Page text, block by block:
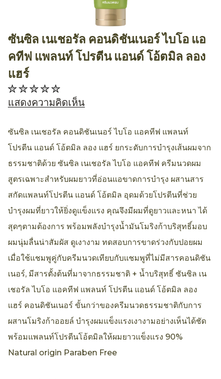
ซันซิล เนเชอรัล คอนดิชันเนอร์ ไบโอ แอ
คทีฟ แพลนท์ โปรตีน แอนด์ โอ้ตมิล ลอง
แฮร์
ไม่มี
การ
คะแนน
product
นี้
แสดงความคิดเห็น
ซันซิล เนเชอรัล คอนดิชันเนอร์ ไบโอ แอคทีฟ แพลนท์
โปรตีน แอนด์ โอ้ตมิล ลอง แฮร์ ยกระดับการบำรุงเส้นผมจาก
ธรรมชาติด้วย ซันซิล เนเชอรัล ไบโอ แอคทีฟ ครีมนวดผม
สูตรเฉพาะสำหรับผมยาวที่อ่อนแอขาดการบำรุง ผสานสาร
สกัดแพลนท์โปรตีน แอนด์ โอ้ตมิล อุดมด้วยโปรตีนที่ช่วย
บำรุงผมที่ยาวให้ยิ่งดูแข็งแรง คุณจึงมีผมที่ดูยาวและหนา ได้
สุดๆตามต้องการ พร้อมพลังบำรุงน้ำมันโมริงก้าบริสุทธิ์มอบ
ผมนุ่มลื่นน่าสัมผัส ดูเงางาม ทดสอบการขาดร่วงกับปอยผม
เมื่อใช้แชมพูคู่กับครีมนวดเทียบกับแชมพูที่ไม่มีสารคอนดิชัน
เนอร์, มีสารตั้งต้นที่มาจากธรรมชาติ + น้ำบริสุทธิ์ ซันซิล เน
เชอรัล ไบโอ แอคทีฟ แพลนท์ โปรตีน แอนด์ โอ้ตมิล ลอง
แฮร์ คอนดิชันเนอร์ ขั้นกว่าของครีมนวดธรรมชาติกับการ
ผสานโมริงก้าออยล์ บำรุงผมแข็งแรงเงางามอย่างเห็นได้ชัด
พร้อมแพลนท์โปรตีนโอ้ตมิลให้ผมยาวแข็งแรง 90%
Natural origin Paraben Free